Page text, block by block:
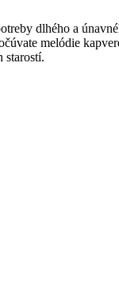
dlhého a
melódie
starostí.